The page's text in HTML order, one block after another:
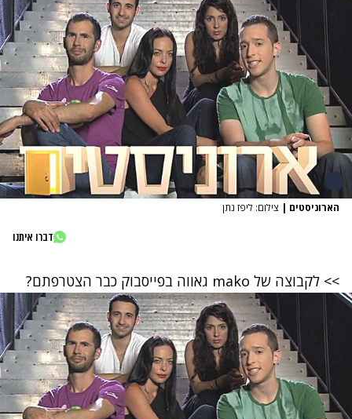
הארוניסטים | צילום: ליפז נתן
דברו איתנו
>> לקבוצה של mako גאווה בפייסבוק כבר הצטרפתם?